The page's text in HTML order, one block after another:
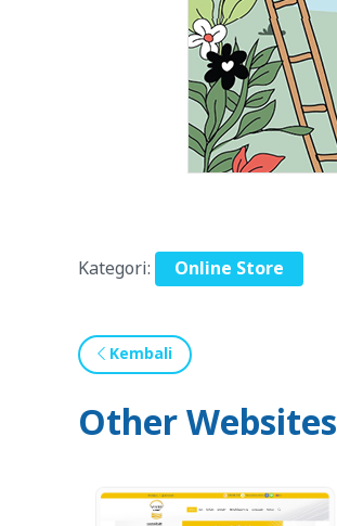
Kategori: Online Store
Kembali
Other Websites